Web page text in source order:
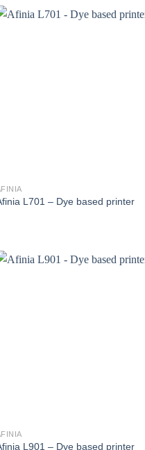
L701 – Dye based printer
L901 – Dye based printer